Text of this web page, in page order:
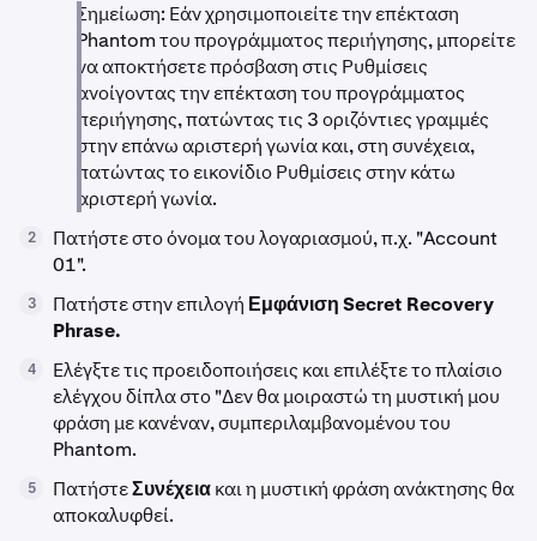
Σημείωση: Εάν χρησιμοποιείτε την επέκταση
Phantom του προγράμματος περιήγησης, μπορείτε
να αποκτήσετε πρόσβαση στις Ρυθμίσεις
ανοίγοντας την επέκταση του προγράμματος
περιήγησης, πατώντας τις 3 οριζόντιες γραμμές
στην επάνω αριστερή γωνία και, στη συνέχεια,
πατώντας το εικονίδιο Ρυθμίσεις στην κάτω
αριστερή γωνία.
2
Πατήστε στο όνομα του λογαριασμού, π.χ. "Account
01".
3 Πατήστε στην επιλογή Εμφάνιση Secret Recovery
Phrase.
4
Ελέγξτε τις προειδοποιήσεις και επιλέξτε το πλαίσιο
ελέγχου δίπλα στο "Δεν θα μοιραστώ τη μυστική μου
φράση με κανέναν, συμπεριλαμβανομένου του
Phantom.
5 ΠατήστεΣυνέχειακαι η μυστική φράση ανάκτησης θα
αποκαλυφθεί.